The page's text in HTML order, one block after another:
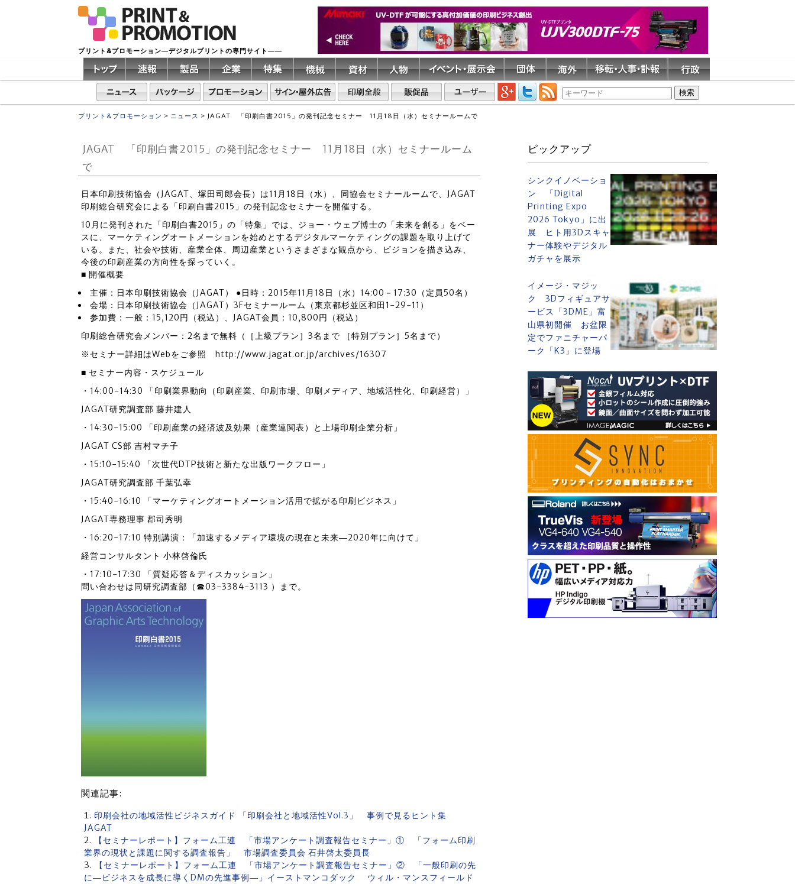
プリント&プロモーション―デジタルプリントの専門サイト――
プリント&プロモーション > ニュース > JAGAT 「印刷白書2015」の発刊記念セミナー 11月18日（水）セミナールームで
JAGAT 「印刷白書2015」の発刊記念セミナー 11月18日（水）セミナールーム
で
日本印刷技術協会（JAGAT、塚田司郎会長）は11月18日（水）、同協会セミナールームで、JAGAT
印刷総合研究会による「印刷白書2015」の発刊記念セミナーを開催する。
10月に発刊された「印刷白書2015」の「特集」では、ジョー・ウェブ博士の「未来を創る」をベー
スに、マーケティングオートメーションを始めとするデジタルマーケティングの課題を取り上げて
いる。また、社会や技術、産業全体、周辺産業というさまざまな観点から、ビジョンを描き込み、
今後の印刷産業の方向性を探っていく。
■ 開催概要
主催：日本印刷技術協会（JAGAT） ●日時：2015年11月18日（水）14:00－17:30（定員50名）
会場：日本印刷技術協会（JAGAT）3Fセミナールーム（東京都杉並区和田1-29-11）
参加費：一般：15,120円（税込）、JAGAT会員：10,800円（税込）
印刷総合研究会メンバー：2名まで無料（［上級プラン］3名まで ［特別プラン］5名まで）
※セミナー詳細はWebをご参照 http://www.jagat.or.jp/archives/16307
■ セミナー内容・スケジュール
・14:00-14:30 「印刷業界動向（印刷産業、印刷市場、印刷メディア、地域活性化、印刷経営）」
JAGAT研究調査部 藤井建人
・14:30-15:00 「印刷産業の経済波及効果（産業連関表）と上場印刷企業分析」
JAGAT CS部 吉村マチ子
・15:10-15:40 「次世代DTP技術と新たな出版ワークフロー」
JAGAT研究調査部 千葉弘幸
・15:40-16:10 「マーケティングオートメーション活用で拡がる印刷ビジネス」
JAGAT専務理事 郡司秀明
・16:20-17:10 特別講演：「加速するメディア環境の現在と未来―2020年に向けて」
経営コンサルタント 小林啓倫氏
・17:10-17:30 「質疑応答＆ディスカッション」
問い合わせは同研究調査部（☎03-3384-3113 ）まで。
関連記事:
印刷会社の地域活性ビジネスガイド 「印刷会社と地域活性Vol.3」 事例で見るヒント集
JAGAT
【セミナーレポート】フォーム工連 「市場アンケート調査報告セミナー」① 「フォーム印刷
業界の現状と課題に関する調査報告」 市場調査委員会 石井啓太委員長
【セミナーレポート】フォーム工連 「市場アンケート調査報告セミナー」② 「一般印刷の先
に―ビジネスを成長に導くDMの先進事例―」イーストマンコダック ウィル・マンスフィールド
ピックアップ
シンクイノベーショ
ン 「Digital
Printing Expo
2026 Tokyo」に出
展 ヒト用3Dスキャ
ナー体験やデジタル
ガチャを展示
イメージ・マジッ
ク 3Dフィギュアサ
ービス「3DME」富
山県初開催 お盆限
定でファニチャーパ
ーク「K3」に登場